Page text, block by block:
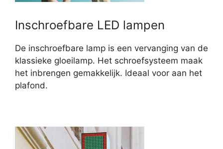
Inschroefbare LED lampen
De inschroefbare lamp is een vervanging van de
klassieke gloeilamp. Het schroefsysteem maak
het inbrengen gemakkelijk. Ideaal voor aan het
plafond.